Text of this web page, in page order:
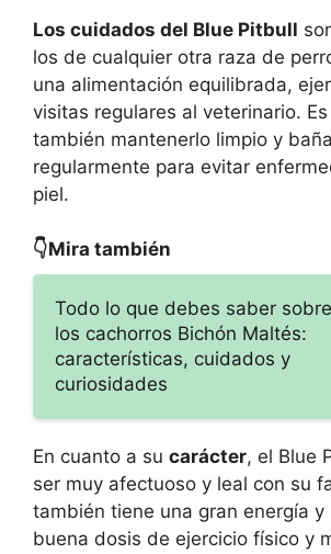
Los cuidados del Blue Pitbull
los de cualquier otra raza de
una alimentación equilibrada,
visitas regulares al veterinario.
también mantenerlo limpio y
regularmente para evitar
piel.
👇Mira también
Todo lo que debes saber sobre
los cachorros Bichón Maltés:
características, cuidados y
curiosidades
En cuanto a su carácter, el Blue
ser muy afectuoso y leal con su
también tiene una gran energía y
buena dosis de ejercicio físico y